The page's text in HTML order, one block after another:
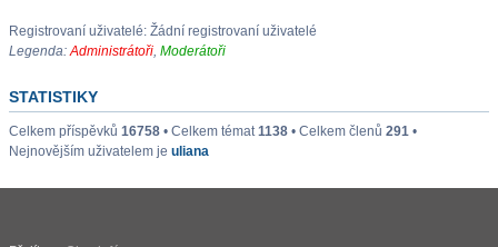
Registrovaní uživatelé: Žádní registrovaní uživatelé
Legenda:Administrátoři, Moderátoři
STATISTIKY
Celkem příspěvků 16758 • Celkem témat1138 • Celkem členů 291 •
Nejnovějším uživatelem je uliana